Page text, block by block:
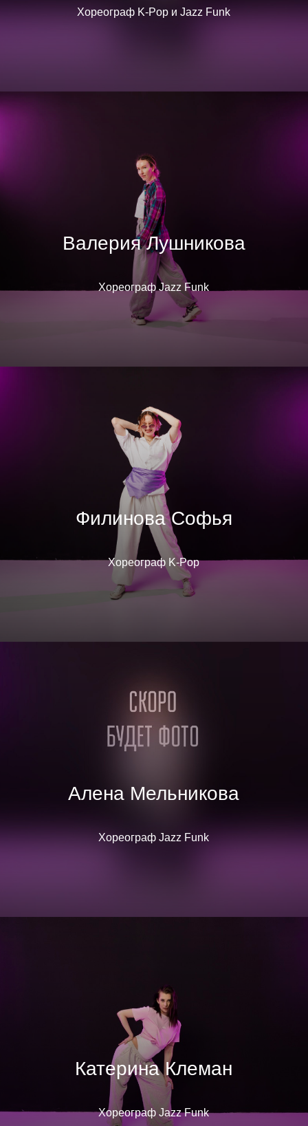
Хореограф K-Pop и Jazz Funk
Валерия Лушникова
Хореограф Jazz Funk
Филинова Софья
Хореограф K-Pop
Алена Мельникова
Хореограф Jazz Funk
Катерина Клеман
Хореограф Jazz Funk